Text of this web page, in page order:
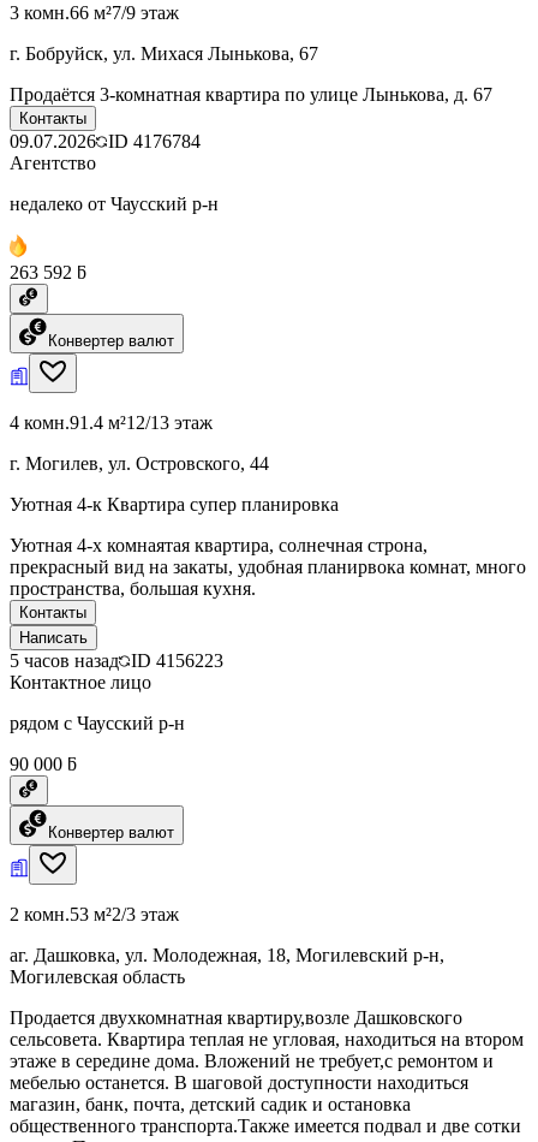
3 комн.66 м²7/9 этаж
г. Бобруйск, ул. Михася Лынькова, 67
Продаётся 3-комнатная квартира по улице Лынькова, д. 67
Контакты
09.07.2026 ID 4176784
Агентство
недалеко от Чаусский р-н
263 592 ƃ
Конвертер валют
4 комн.91.4 м²12/13 этаж
г. Могилев, ул. Островского, 44
Уютная 4-к Квартира супер планировка
Уютная 4-х комнаятая квартира, солнечная строна,
прекрасный вид на закаты, удобная планирвока комнат, много
пространства, большая кухня.
Контакты
Написать
5 часов назад ID 4156223
Контактное лицо
рядом с Чаусский р-н
90 000 ƃ
Конвертер валют
2 комн.53 м²2/3 этаж
аг. Дашковка, ул. Молодежная, 18, Могилевский р-н,
Могилевская область
Продается двухкомнатная квартиру,возле Дашковского
сельсовета. Квартира теплая не угловая, находиться на втором
этаже в середине дома. Вложений не требует,с ремонтом и
мебелью останется. В шаговой доступности находиться
магазин, банк, почта, детский садик и остановка
общественного транспорта.Также имеется подвал и две сотки